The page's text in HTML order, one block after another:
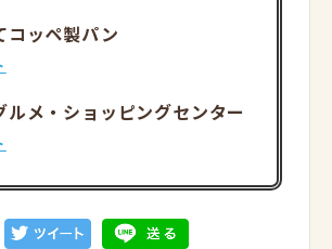
ッペ製パン
メ・ショッピングセンター